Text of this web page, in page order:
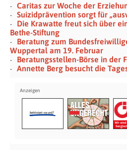
Caritas zur Woche der
Suizidprävention sorgt für
Die Krawatte freut sich über
Bethe-Stiftung
Beratung zum
Wuppertal am 19. Februar
Beratungsstellen-Börse in der
Annette Berg besucht die